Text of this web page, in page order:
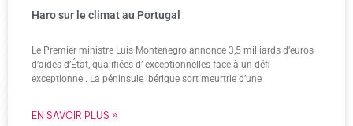
Haro sur le climat au Portugal
Le Premier ministre Luís Montenegro annonce 3,5 milliards d’euros
d’aides d’État, qualifiées d’ exceptionnelles face à un défi
exceptionnel. La péninsule ibérique sort meurtrie d’une
EN SAVOIR PLUS »